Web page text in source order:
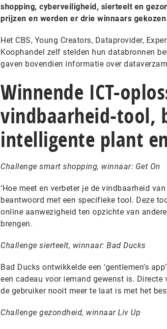
shopping, cyberveiligheid, sierteelt en
prijzen en werden er drie winnaars
Het CBS, Young Creators, Dataprovider,
Koophandel zelf stelden hun databronnen
gaven bovendien informatie over
Winnende ICT-
vindbaarheid-tool,
intelligente plant
Challenge smart shopping, winnaar: Get On
‘Hoe meet en verbeter je de vindbaarheid
beantwoord met een specifieke tool. Deze
online aanwezigheid ten opzichte van
brengen.
Challenge sierteelt, winnaar: Bad Ducks
Bad Ducks ontwikkelde een ‘gentlemen’s
een cadeau voor iemand gewenst is.
de gebruiker nooit meer te laat is met het
Challenge gezondheid, winnaar Liv Up